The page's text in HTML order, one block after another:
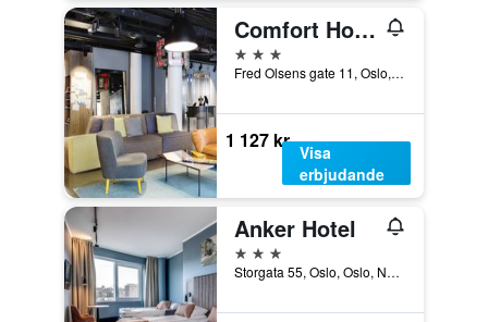
Comfort Hotel Xpress Central Station
3 stjärnor
Fred Olsens gate 11, Oslo, Oslo, Norge
1 127 kr
Visa
erbjudande
Anker Hotel
3 stjärnor
Storgata 55, Oslo, Oslo, Norge